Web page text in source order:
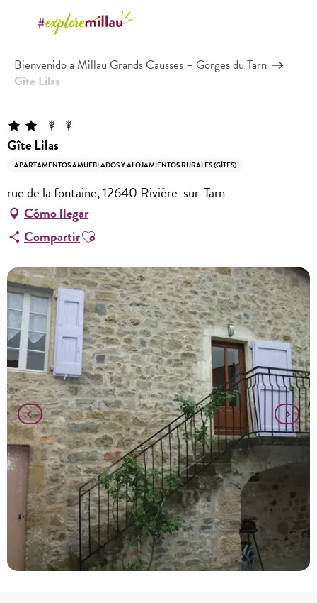
principal
Bienvenido a Millau Grands Causses – Gorges du Tarn
Gîte Lilas
Gîte Lilas
APARTAMENTOS AMUEBLADOS Y ALOJAMIENTOS RURALES (GÎTES)
rue de la fontaine, 12640 Rivière-sur-Tarn
Cómo llegar
CompartirAjouter aux favoris